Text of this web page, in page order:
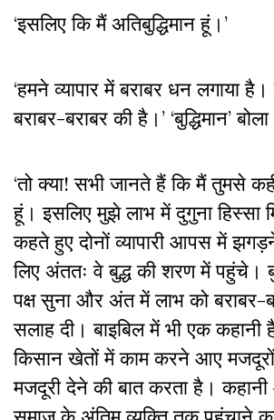
‘इसलिए कि मैं अतिबुद्धिमान हूं।’
‘हमने व्यापार में बराबर धन लगाया
बराबर-बराबर की है।’ ‘बुद्धिमान’
‘तो क्या! सभी जानते हैं कि मैं तुमसे कहीं
हूं। इसलिए मुझे लाभ में दुगुना हिस्सा
कहते हुए दोनों व्यापारी आपस में
लिए अंततः वे बुद्ध की शरण में पहुंचे।
पक्ष सुना और अंत में लाभ को बराबर-
सलाह दी। बाइबिल में भी एक
किसान खेतों में काम करने आए मजदूरों
मजदूरी देने की बात करता है।